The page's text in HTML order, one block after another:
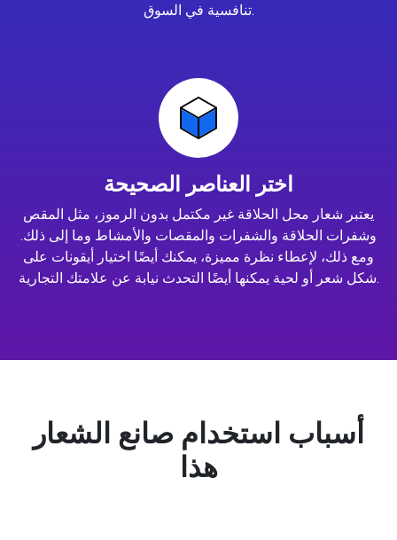
تنافسية في السوق.
اختر العناصر الصحيحة
يعتبر شعار محل الحلاقة غير مكتمل بدون الرموز، مثل المقص
وشفرات الحلاقة والشفرات والمقصات والأمشاط وما إلى ذلك.
ومع ذلك، لإعطاء نظرة مميزة، يمكنك أيضًا اختيار أيقونات على
شكل شعر أو لحية يمكنها أيضًا التحدث نيابة عن علامتك التجارية.
أسباب استخدام صانع الشعار
هذا